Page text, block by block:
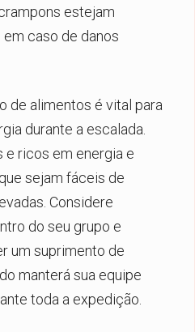
estejam
caso de danos
de alimentos é vital para
durante a escalada.
e ricos em energia e
sejam fáceis de
Considere
do seu grupo e
um suprimento de
manterá sua equipe
toda a expedição.